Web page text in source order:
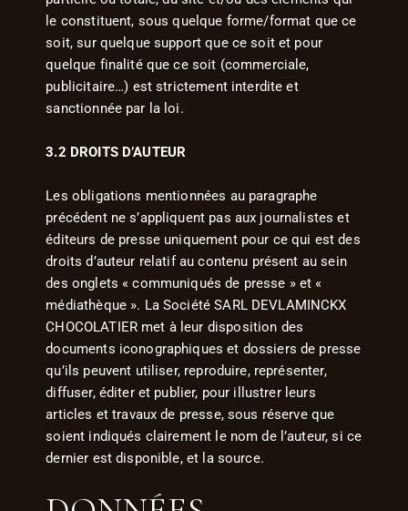
le constituent, sous quelque forme/format que ce
soit, sur quelque support que ce soit et pour
quelque finalité que ce soit (commerciale,
publicitaire…) est strictement interdite et
sanctionnée par la loi.
3.2 DROITS D’AUTEUR
Les obligations mentionnées au paragraphe
précédent ne s’appliquent pas aux journalistes et
éditeurs de presse uniquement pour ce qui est des
droits d’auteur relatif au contenu présent au sein
des onglets « communiqués de presse » et «
médiathèque ». La Société SARL DEVLAMINCKX
CHOCOLATIER met à leur disposition des
documents iconographiques et dossiers de presse
qu’ils peuvent utiliser, reproduire, représenter,
diffuser, éditer et publier, pour illustrer leurs
articles et travaux de presse, sous réserve que
soient indiqués clairement le nom de l’auteur, si ce
dernier est disponible, et la source.